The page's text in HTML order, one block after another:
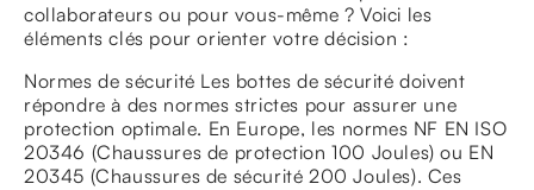
collaborateurs ou pour vous-même ? Voici les
éléments clés pour orienter votre décision :
Normes de sécurité Les bottes de sécurité doivent
répondre à des normes strictes pour assurer une
protection optimale. En Europe, les normes NF EN ISO
20346 (Chaussures de protection 100 Joules) ou EN
20345 (Chaussures de sécurité 200 Joules). Ces